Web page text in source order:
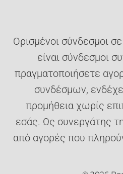
Ορισμένοι σύνδεσμοι
είναι σύνδεσμοι
πραγματοποιήσετε
συνδέσμων,
προμήθεια χωρίς
εσάς. Ως συνεργάτης
από αγορές που